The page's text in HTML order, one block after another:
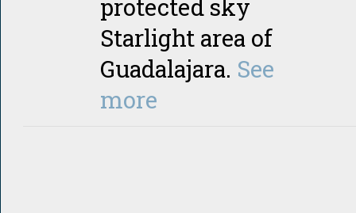
protected sky
Starlight area of
Guadalajara. See
more